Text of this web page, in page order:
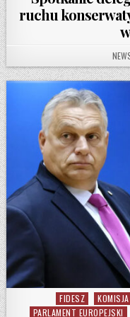
ruchu
Posted in
FIDESZ
PARLAMENT EUROPEJSKI